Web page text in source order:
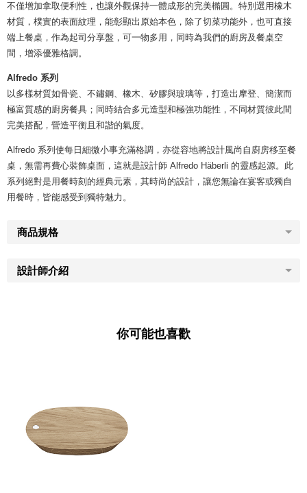
不僅增加拿取便利性，也讓外觀保持一體成形的完美橢圓。特別選用橡木
材質，樸實的表面紋理，能彰顯出原始本色，除了切菜功能外，也可直接
端上餐桌，作為起司分享盤，可一物多用，同時為我們的廚房及餐桌空
間，增添優雅格調。
Alfredo 系列
以多樣材質如骨瓷、不鏽鋼、橡木、矽膠與玻璃等，打造出摩登、簡潔而
極富質感的廚房餐具；同時結合多元造型和極強功能性，不同材質彼此間
完美搭配，營造平衡且和諧的氣度。
Alfredo 系列使每日細微小事充滿格調，亦從容地將設計風尚自廚房移至餐
桌，無需再費心裝飾桌面，這就是設計師 Alfredo Häberli 的靈感起源。此
系列絕對是用餐時刻的經典元素，其時尚的設計，讓您無論在宴客或獨自
用餐時，皆能感受到獨特魅力。
商品規格
設計師介紹
你可能也喜歡